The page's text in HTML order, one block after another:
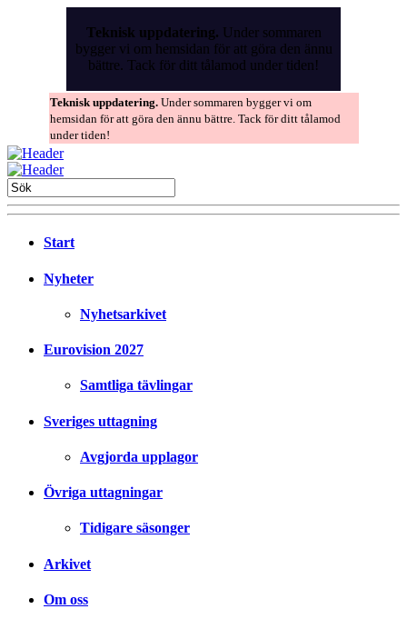
Teknisk uppdatering. Under sommaren
bygger vi om hemsidan för att göra den ännu
bättre. Tack för ditt tålamod under tiden!
Teknisk uppdatering. Under sommaren bygger vi om
hemsidan för att göra den ännu bättre. Tack för ditt tålamod
under tiden!
Start
Nyheter
Nyhetsarkivet
Eurovision 2027
Samtliga tävlingar
Sveriges uttagning
Avgjorda upplagor
Övriga uttagningar
Tidigare säsonger
Arkivet
Om oss